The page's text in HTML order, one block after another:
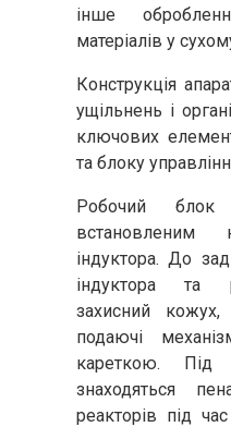
інше
матеріалів у
Конструкція
ущільнень і
ключових
та блоку
Робочий
індуктора. До
індуктора та
захисний
подаючі
кареткою. Під
знаходяться
реакторів під